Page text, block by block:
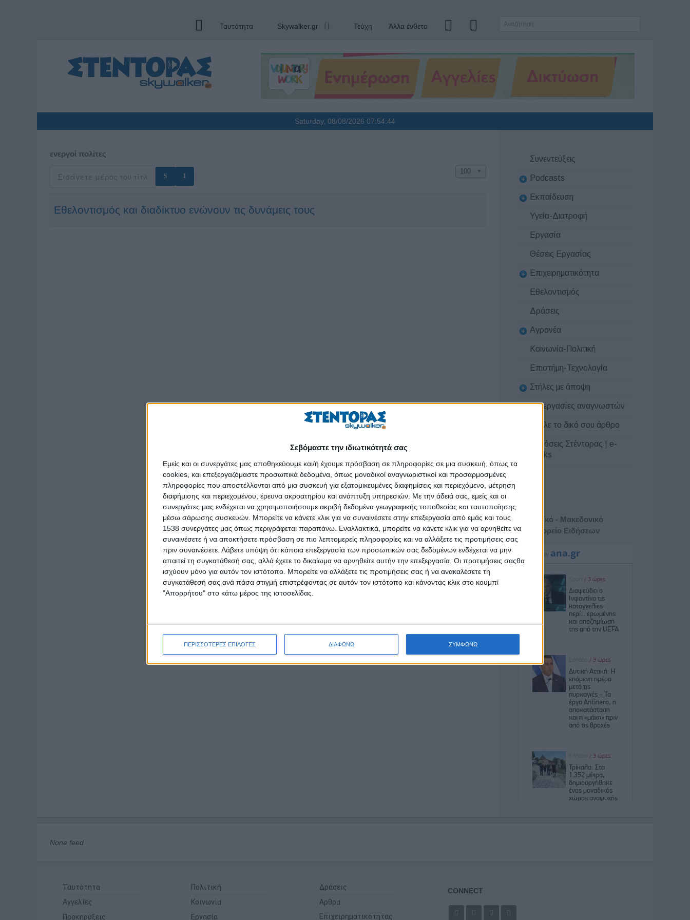
Σεβόμαστε την ιδιωτικότητά σας
Εμείς και οι συνεργάτες μας αποθηκεύουμε και/ή έχουμε πρόσβαση σε πληροφορίες σε μια συσκευή, όπως τα
cookies, και επεξεργαζόμαστε προσωπικά δεδομένα, όπως μοναδικοί αναγνωριστικοί και προσαρμοσμένες
πληροφορίες που αποστέλλονται από μια συσκευή για εξατομικευμένες διαφημίσεις και περιεχόμενο, μέτρηση
διαφήμισης και περιεχομένου, έρευνα ακροατηρίου και ανάπτυξη υπηρεσιών. Με την άδειά σας, εμείς και οι
συνεργάτες μας ενδέχεται να χρησιμοποιήσουμε ακριβή δεδομένα γεωγραφικής τοποθεσίας και ταυτοποίησης
μέσω σάρωσης συσκευών. Μπορείτε να κάνετε κλικ για να συναινέσετε στην επεξεργασία από εμάς και τους
1538 συνεργάτες μας όπως περιγράφεται παραπάνω. Εναλλακτικά, μπορείτε να κάνετε κλικ για να αρνηθείτε να
συναινέσετε ή να αποκτήσετε πρόσβαση σε πιο λεπτομερείς πληροφορίες και να αλλάξετε τις προτιμήσεις σας
πριν συναινέσετε. Λάβετε υπόψη ότι κάποια επεξεργασία των προσωπικών σας δεδομένων ενδέχεται να μην
απαιτεί τη συγκατάθεσή σας, αλλά έχετε το δικαίωμα να αρνηθείτε αυτήν την επεξεργασία. Οι προτιμήσεις σαςθα
ισχύουν μόνο για αυτόν τον ιστότοπο. Μπορείτε να αλλάξετε τις προτιμήσεις σας ή να ανακαλέσετε τη
συγκατάθεσή σας ανά πάσα στιγμή επιστρέφοντας σε αυτόν τον ιστότοπο και κάνοντας κλικ στο κουμπί
"Απορρήτου" στο κάτω μέρος της ιστοσελίδας.
ΠΕΡΙΣΣΟΤΕΡΕΣ ΕΠΙΛΟΓΕΣ ΔΙΑΦΩΝΩ ΣΥΜΦΩΝΩ
Ταυτότητα Skywalker.gr Τεύχη Άλλα ένθετα
Saturday, 08/08/2026 07:54:44
ενεργοί πολίτες
100
Εθελοντισμός και διαδίκτυο ενώνουν τις δυνάμεις τους
Συνεντεύξεις
Podcasts
Εκπαίδευση
Υγεία-Διατροφή
Εργασία
Θέσεις Εργασίας
Επιχειρηματικότητα
Εθελοντισμός
Δράσεις
Αγρονέα
Κοινωνία-Πολιτική
Επιστήμη-Τεχνολογία
Στήλες με άποψη
Συνεργασίες αναγνωστών
Στείλε το δικό σου άρθρο
Εκδόσεις Στέντορας | e-
books
Αθηναϊκό - Μακεδονικό
Πρακτορείο Ειδήσεων
None feed
Ταυτότητα
Αγγελίες
Προκηρύξεις
Πολιτική
Κοινωνία
Εργασία
Δράσεις
Άρθρα
Επιχειρηματικότητας
CONNECT